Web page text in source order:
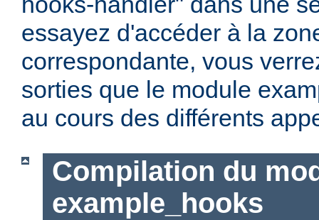
essayez d'accéder à la
correspondante, vous
sorties que le module
au cours des différents
Compilation du
example_hooks